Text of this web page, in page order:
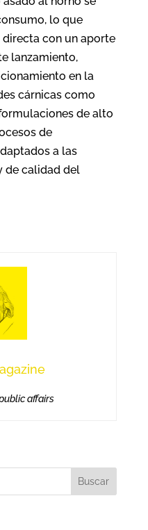
lo que
con un aporte
lanzamiento,
en la
cárnicas como
de alto
de
a las
de calidad del
affairs
Buscar